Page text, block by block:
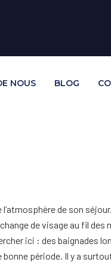
NOUS BLOG
de son
de visage au fil
ici : des baignades
bonne période. Il y a